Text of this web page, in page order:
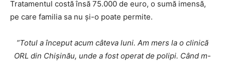
Tratamentul costă însă 75.000 de euro, o sumă imensă,
pe care familia sa nu și-o poate permite.
”Totul a început acum câteva luni. Am mers la o clinică
ORL din Chișinău, unde a fost operat de polipi. Când m-